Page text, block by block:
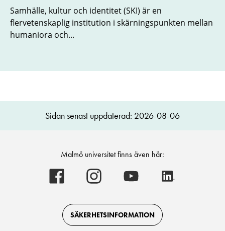
Samhälle, kultur och identitet (SKI) är en
flervetenskaplig institution i skärningspunkten mellan
humaniora och...
Sidan senast uppdaterad: 2026-08-06
Malmö universitet finns även här:
Malmö
universitet
on
Facebook
Malmö
universitet
on
Instagram
Malmö
universitet
on
Youtube
SÄKERHETSINFORMATION